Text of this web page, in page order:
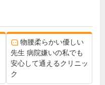
物腰柔らかい優しい
先生 病院嫌いの私でも
安心して通えるクリニッ
ク